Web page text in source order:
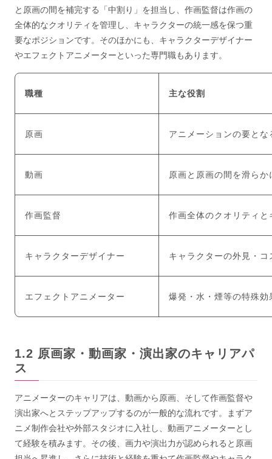
と原画の間を補完する「中割り」を担当し、作画監督は作画の
全体的なクオリティを管理し、キャラクターの統一感を保つ重
要なポジションです。そのほかにも、キャラクターデザイナー
やエフェクトアニメーターといった専門職もあります。
職種 主な役割
原画 アニメーションの要と
動画 原画と原画の間を滑ら
作画監督 作画全体のクオリティ
キャラクターデザイナー キャラクターの外見・
エフェクトアニメーター 爆発・水・煙等の特殊
原画家・動画家・演出家のキャリアパ
ス
アニメーターのキャリアは、動画から原画、そして作画監督や
演出家へとステップアップするのが一般的な流れです。まずア
ニメ制作会社や外部スタジオに入社し、動画アニメーターとし
て経験を積みます。その後、画力や演出力が認められると原画